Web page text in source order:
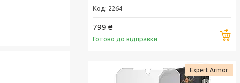
2264
799 ₴
Готово до відправки
Expert Armor